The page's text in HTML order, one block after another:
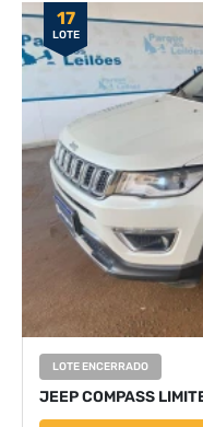
17
LOTE
LOTE ENCERRADO
JEEP COMPASS